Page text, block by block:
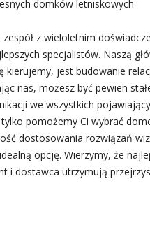
domków letniskowych
z wieloletnim
specjalistów. Naszą
kierujemy, jest budowanie
nas, możesz być pewien
we wszystkich
pomożemy Ci wybrać
dostosowania rozwiązań
opcję. Wierzymy, że
i dostawca utrzymują